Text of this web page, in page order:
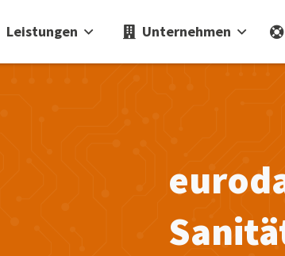
Leistungen Unternehmen